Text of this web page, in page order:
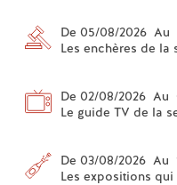
De 05/08/2026 Au
Les enchères de la
De 02/08/2026 Au
Le guide TV de la
De 03/08/2026 Au
Les expositions